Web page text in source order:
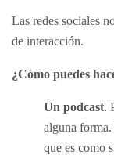
Las redes sociales
de interacción.
¿Cómo puedes
Un podcast.
alguna
que es como